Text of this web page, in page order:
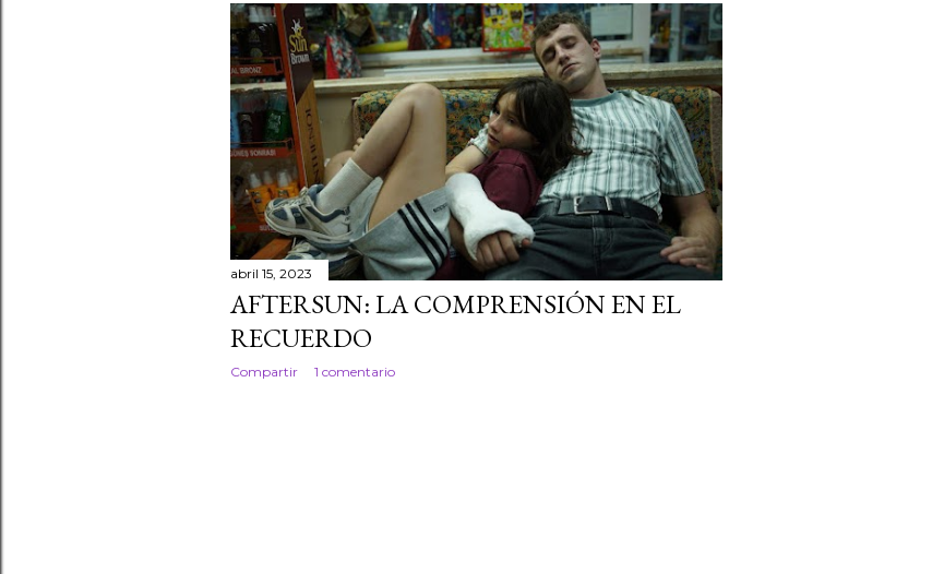
t
r
a
d
a
s
abril 15, 2023
AFTERSUN: LA COMPRENSIÓN EN EL
RECUERDO
Compartir 1 comentario